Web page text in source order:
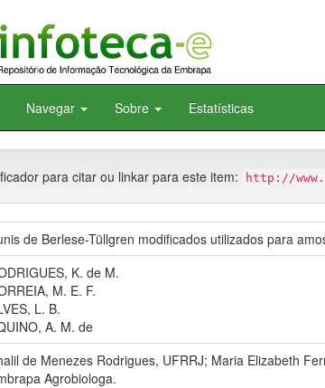
Navegar Sobre Estatísticas
para citar ou linkar para este item: http://
de Berlese-Tüllgren modificados utilizados para
K. de M.
M. E. F.
L. B.
A. M. de
de Menezes Rodrigues, UFRRJ; Maria Elizabeth
Agrobiologa.